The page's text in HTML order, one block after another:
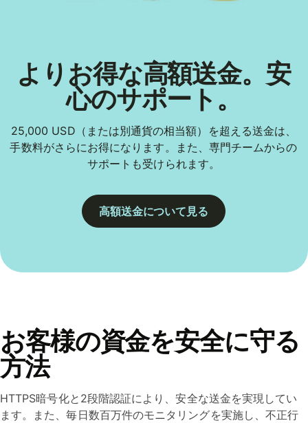
よりお得な高額送金。安
心のサポート。
25,000 USD（または別通貨の相当額）を超える送金は、
手数料がさらにお得になります。また、専門チームからの
サポートも受けられます。
高額送金について見る
お客様の資金を安全に守る
方法
HTTPS暗号化と2段階認証により、安全な送金を実現してい
ます。また、毎日数百万件のモニタリングを実施し、不正行